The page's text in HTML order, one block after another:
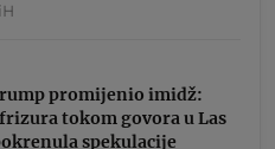
promijenio imidž:
tokom govora u Las
spekulacije